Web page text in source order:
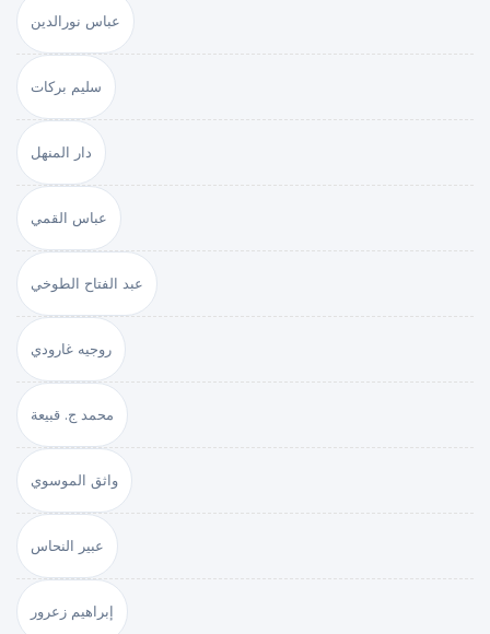
عباس نورالدين
سليم بركات
دار المنهل
عباس القمي
عبد الفتاح الطوخي
روجيه غارودي
محمد ج. قبيعة
واثق الموسوي
عبير النحاس
إبراهيم زعرور